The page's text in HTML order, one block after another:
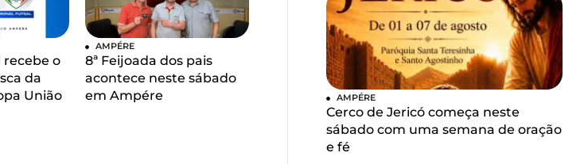
recebe o
da
União
AMPÉRE
8ª Feijoada dos pais
acontece neste sábado
em Ampére
AMPÉRE
Cerco de Jericó começa neste
sábado com uma semana de oração
e fé